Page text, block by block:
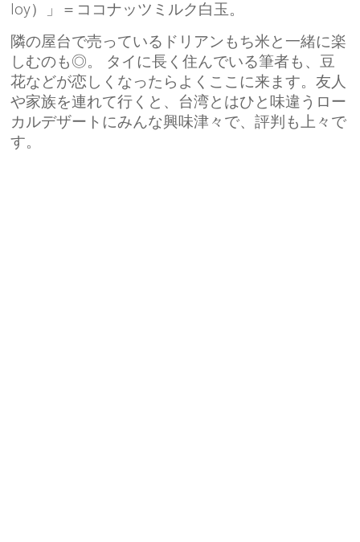
loy）」＝ココナッツミルク白玉。
隣の屋台で売っているドリアンもち米と一緒に楽
しむのも◎。 タイに長く住んでいる筆者も、豆
花などが恋しくなったらよくここに来ます。友人
や家族を連れて行くと、台湾とはひと味違うロー
カルデザートにみんな興味津々で、評判も上々で
す。